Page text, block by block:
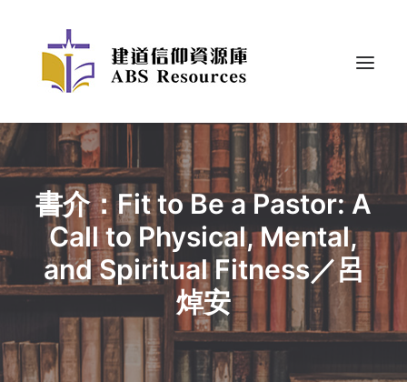
書介：Fit to Be a Pastor: A
Call to Physical, Mental,
and Spiritual Fitness／呂
焯安